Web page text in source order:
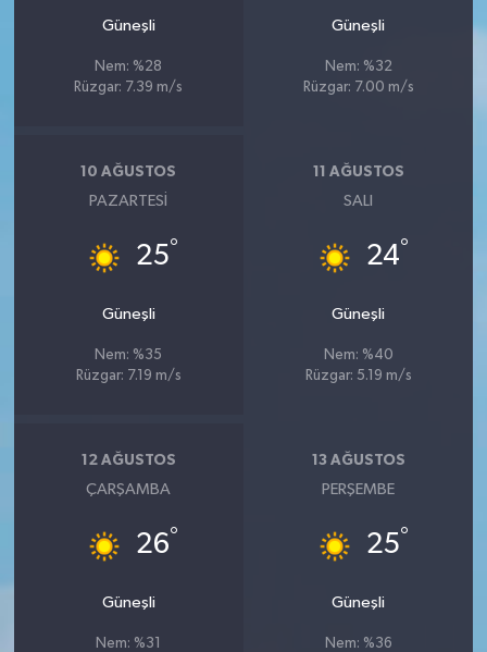
Güneşli
Nem: %28
Rüzgar: 7.39 m/s
Güneşli
Nem: %32
Rüzgar: 7.00 m/s
10 AĞUSTOS
PAZARTESI
25°
Güneşli
Nem: %35
Rüzgar: 7.19 m/s
11 AĞUSTOS
SALI
24°
Güneşli
Nem: %40
Rüzgar: 5.19 m/s
12 AĞUSTOS
ÇARŞAMBA
26°
Güneşli
Nem: %31
13 AĞUSTOS
PERŞEMBE
25°
Güneşli
Nem: %36